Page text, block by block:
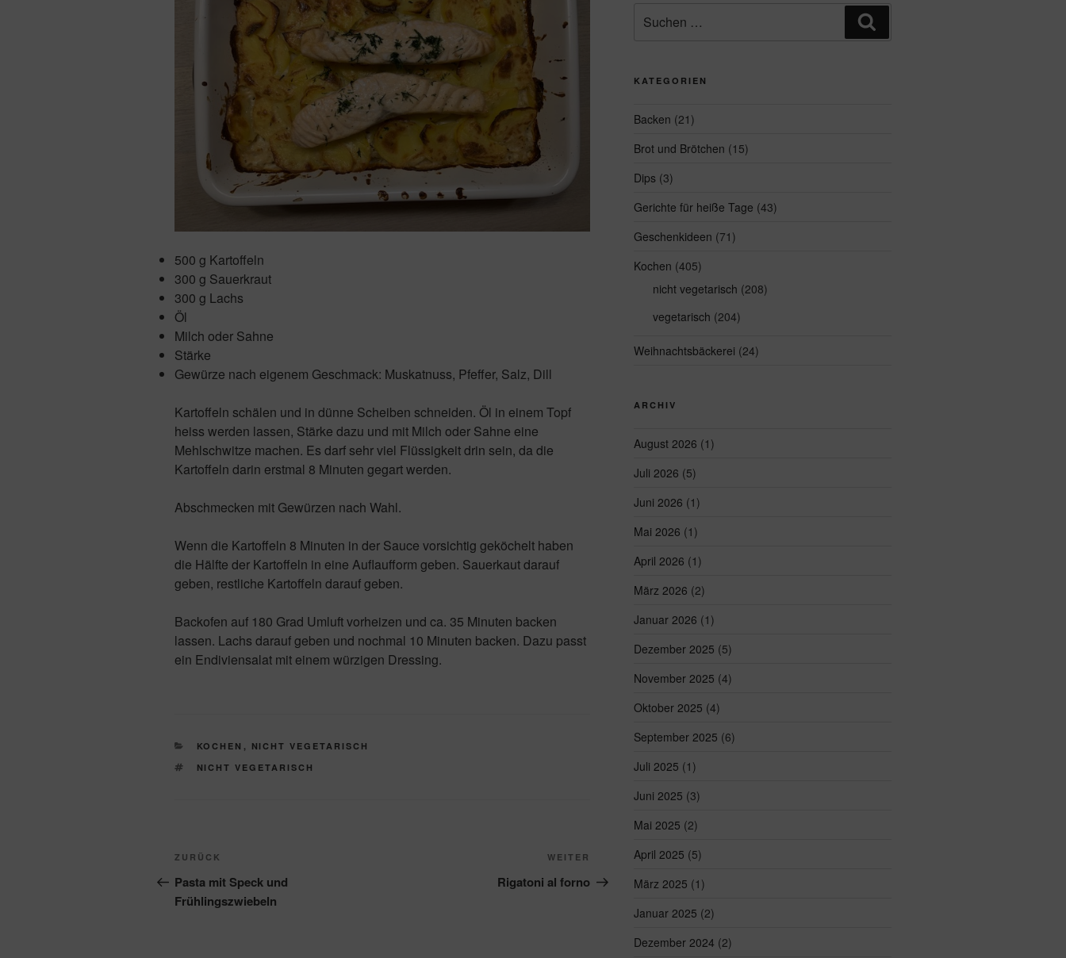
500 g Kartoffeln
300 g Sauerkraut
300 g Lachs
Öl
Milch oder Sahne
Stärke
Gewürze nach eigenem Geschmack: Muskatnuss, Pfeffer, Salz, Dill
Kartoffeln schälen und in dünne Scheiben schneiden. Öl in einem Topf
heiss werden lassen, Stärke dazu und mit Milch oder Sahne eine
Mehlschwitze machen. Es darf sehr viel Flüssigkeit drin sein, da die
Kartoffeln darin erstmal 8 Minuten gegart werden.
Abschmecken mit Gewürzen nach Wahl.
Wenn die Kartoffeln 8 Minuten in der Sauce vorsichtig geköchelt haben
die Hälfte der Kartoffeln in eine Auflaufform geben. Sauerkaut darauf
geben, restliche Kartoffeln darauf geben.
Backofen auf 180 Grad Umluft vorheizen und ca. 35 Minuten backen
lassen. Lachs darauf geben und nochmal 10 Minuten backen. Dazu passt
ein Endiviensalat mit einem würzigen Dressing.
KATEGORIEN
KOCHEN , NICHT VEGETARISCH
SCHLAGWÖRTER
NICHT VEGETARISCH
Beitragsnavigation
Vorheriger
Beitrag
ZURÜCK
Pasta mit Speck und
Frühlingszwiebeln
Nächster
Beitrag
WEITER
Rigatoni al forno
nach:
KATEGORIEN
Backen (21)
Brot und Brötchen (15)
Dips(3)
Gerichte für heiße Tage (43)
Geschenkideen (71)
Kochen (405)
nicht vegetarisch (208)
vegetarisch (204)
Weihnachtsbäckerei (24)
ARCHIV
August 2026 (1)
Juli 2026 (5)
Juni 2026 (1)
Mai 2026 (1)
April 2026 (1)
März 2026 (2)
Januar 2026 (1)
Dezember 2025 (5)
November 2025 (4)
Oktober 2025 (4)
September 2025 (6)
Juli 2025 (1)
Juni 2025 (3)
Mai 2025 (2)
April 2025 (5)
März 2025 (1)
Januar 2025 (2)
Dezember 2024 (2)